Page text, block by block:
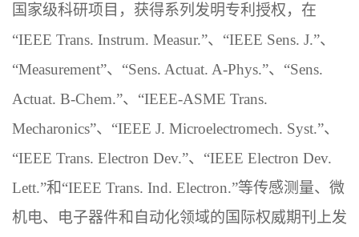
国家级科研项目，获得系列发明专利授权，在
“IEEE Trans. Instrum. Measur.”、“IEEE Sens. J.”、
“Measurement”、“Sens. Actuat. A-Phys.”、“Sens.
Actuat. B-Chem.”、“IEEE-ASME Trans.
Mecharonics”、“IEEE J. Microelectromech. Syst.”、
“IEEE Trans. Electron Dev.”、“IEEE Electron Dev.
Lett.”和“IEEE Trans. Ind. Electron.”等传感测量、微
机电、电子器件和自动化领域的国际权威期刊上发